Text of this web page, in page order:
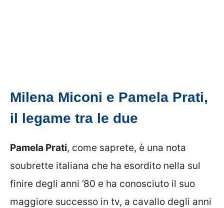
Milena Miconi e Pamela Prati,
il legame tra le due
Pamela Prati, come saprete, è una nota
soubrette italiana che ha esordito nella sul
finire degli anni ’80 e ha conosciuto il suo
maggiore successo in tv, a cavallo degli anni